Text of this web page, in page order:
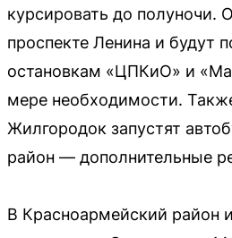
курсировать до полуночи.
проспекте Ленина и будут
остановкам «ЦПКиО» и
мере необходимости.
Жилгородок запустят
район — дополнительные
В Красноармейский район